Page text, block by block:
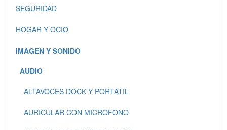
SEGURIDAD
HOGAR Y OCIO
IMAGEN Y SONIDO
AUDIO
ALTAVOCES DOCK Y PORTATIL
AURICULAR CON MICROFONO